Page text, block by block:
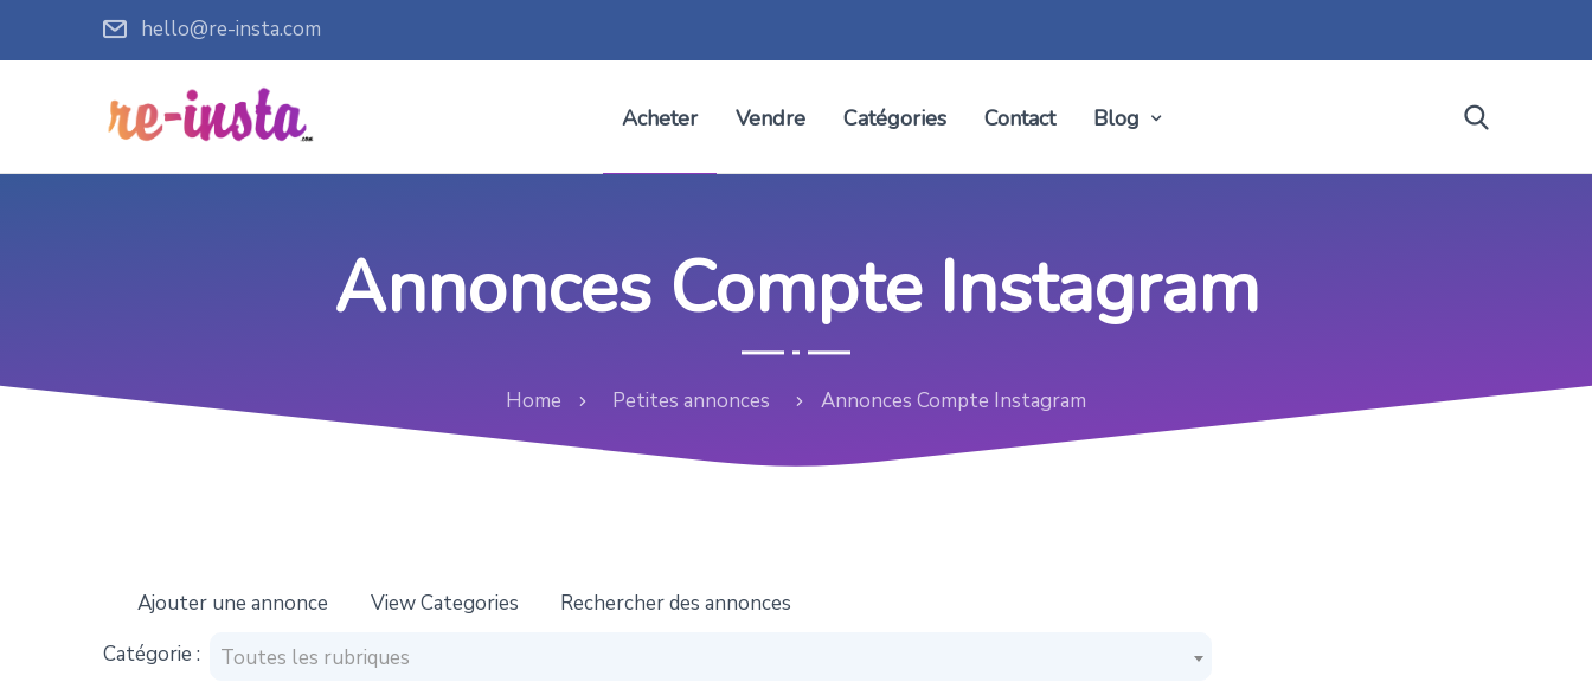
hello@re-insta.com
Acheter Vendre Catégories Contact Blog
Annonces Compte Instagram
Home Petites annonces Annonces Compte Instagram
Ajouter une annonce View Categories
Rechercher des annonces
Catégorie :
Toutes les rubriques